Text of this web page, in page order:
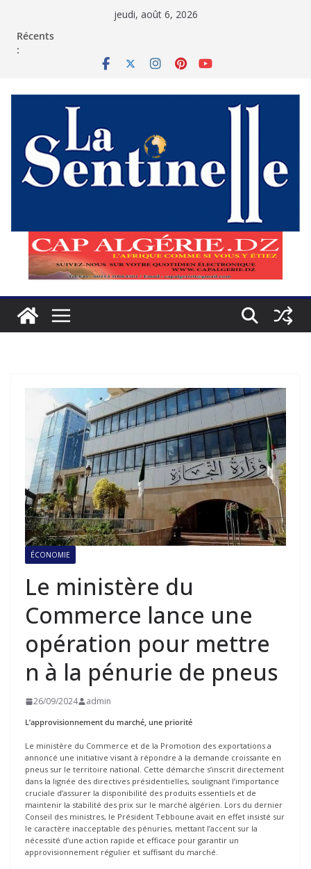
jeudi, août 6, 2026
Récents
:
ÉCONOMIE
Le ministère du
Commerce lance une
opération pour mettre
n à la pénurie de pneus
26/09/2024 admin
L’approvisionnement du marché, une priorité
Le ministère du Commerce et de la Promotion des exportations a
annoncé une initiative visant à répondre à la demande croissante en
pneus sur le territoire national. Cette démarche s’inscrit directement
dans la lignée des directives présidentielles, soulignant l’importance
cruciale d’assurer la disponibilité des produits essentiels et de
maintenir la stabilité des prix sur le marché algérien. Lors du dernier
Conseil des ministres, le Président Tebboune avait en effet insisté sur
le caractère inacceptable des pénuries, mettant l’accent sur la
nécessité d’une action rapide et efficace pour garantir un
approvisionnement régulier et suffisant du marché.